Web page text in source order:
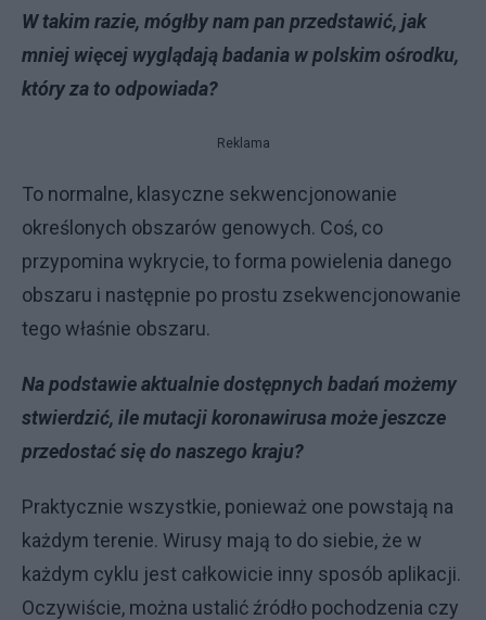
W takim razie, mógłby nam pan przedstawić, jak
mniej więcej wyglądają badania w polskim ośrodku,
który za to odpowiada?
Reklama
To normalne, klasyczne sekwencjonowanie
określonych obszarów genowych. Coś, co
przypomina wykrycie, to forma powielenia danego
obszaru i następnie po prostu zsekwencjonowanie
tego właśnie obszaru.
Na podstawie aktualnie dostępnych badań możemy
stwierdzić, ile mutacji koronawirusa może jeszcze
przedostać się do naszego kraju?
Praktycznie wszystkie, ponieważ one powstają na
każdym terenie. Wirusy mają to do siebie, że w
każdym cyklu jest całkowicie inny sposób aplikacji.
Oczywiście, można ustalić źródło pochodzenia czy